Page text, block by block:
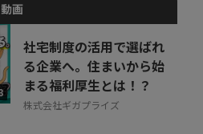
いるサービスについて
ご質問いただけます！
申し込み可能
望する 無料
画
社宅制度の活用で選ばれ
る企業へ。住まいから始
まる福利厚生とは！？
株式会社ギガプライズ